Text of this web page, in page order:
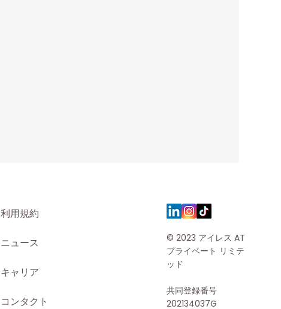
利用規約
ニュース
キャリア
コンタクト
© 2023 アイレス AT
プライベート リミテ
ッド
共同登録番号
202134037G